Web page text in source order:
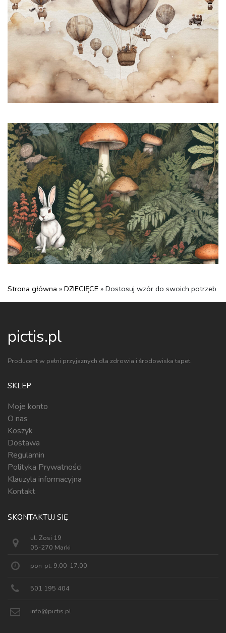
Strona główna » DZIECIĘCE » Dostosuj wzór do swoich potrzeb
pictis.pl
Producent w pełni przyjaznych dla zdrowia i środowiska tapet.
SKLEP
Moje konto
O nas
Koszyk
Dostawa
Regulamin
Polityka Prywatności
Klauzyla informacyjna
Kontakt
SKONTAKTUJ SIĘ
ul. Zosi 19
05-270 Marki
pon-pt: 9:00-17:00
501 195 404
info@pictis.pl